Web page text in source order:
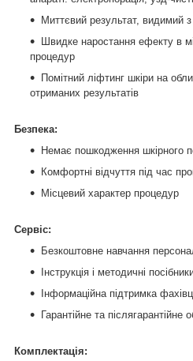
Миттєвий результат, видимий
Швидке наростання ефекту в
процедур
Помітний ліфтинг шкіри на
отриманих результатів
Безпека:
Немає пошкодження шкірного
Комфортні відчуття під час
Місцевий характер процедур
Сервіс:
Безкоштовне навчання
Інструкція і методичні
Інформаційна підтримка
Гарантійне та післягарантійне
Комплектація: